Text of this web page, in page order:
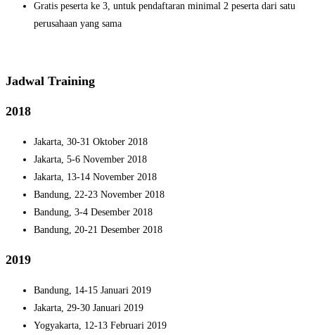
Gratis peserta ke 3, untuk pendaftaran minimal 2 peserta dari satu
perusahaan yang sama
Jadwal Training
2018
Jakarta, 30-31 Oktober 2018
Jakarta, 5-6 November 2018
Jakarta, 13-14 November 2018
Bandung, 22-23 November 2018
Bandung, 3-4 Desember 2018
Bandung, 20-21 Desember 2018
2019
Bandung, 14-15 Januari 2019
Jakarta, 29-30 Januari 2019
Yogyakarta, 12-13 Februari 2019